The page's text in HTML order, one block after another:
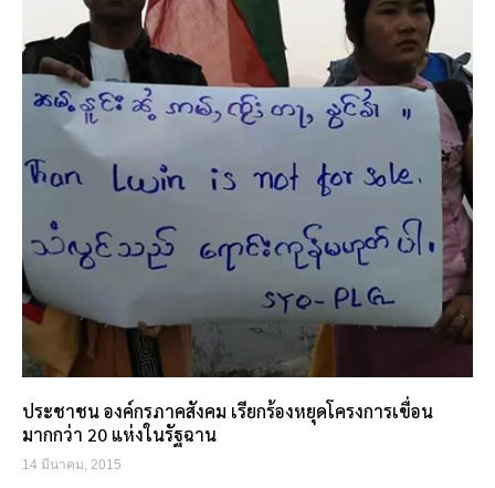
ประชาชน องค์กรภาคสังคม เรียกร้องหยุดโครงการเขื่อน
มากกว่า 20 แห่งในรัฐฉาน
14 มีนาคม, 2015